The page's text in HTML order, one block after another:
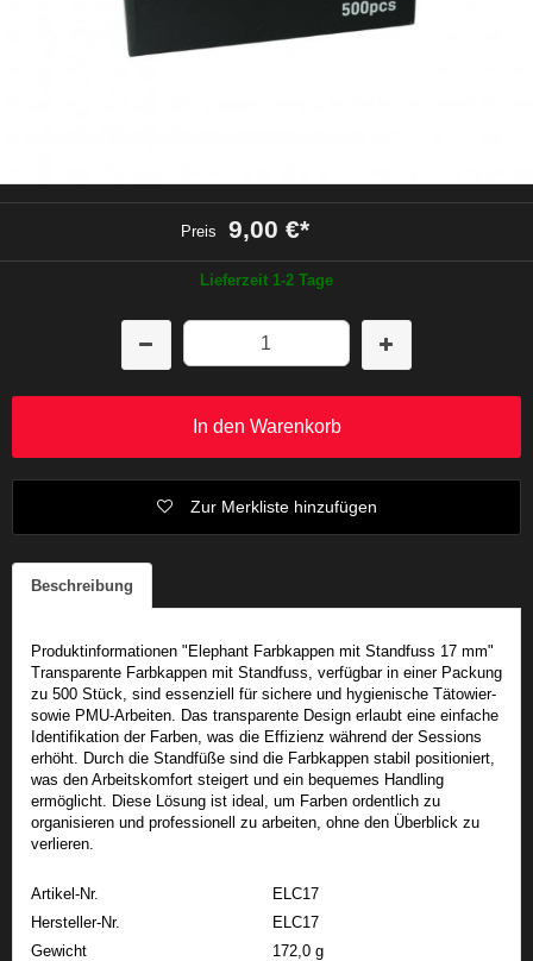
Preis 9,00 €*
Lieferzeit 1-2 Tage
In den Warenkorb
Zur Merkliste hinzufügen
Beschreibung
Produktinformationen "Elephant Farbkappen mit Standfuss 17 mm"
Transparente Farbkappen mit Standfuss, verfügbar in einer Packung
zu 500 Stück, sind essenziell für sichere und hygienische Tätowier-
sowie PMU-Arbeiten. Das transparente Design erlaubt eine einfache
Identifikation der Farben, was die Effizienz während der Sessions
erhöht. Durch die Standfüße sind die Farbkappen stabil positioniert,
was den Arbeitskomfort steigert und ein bequemes Handling
ermöglicht. Diese Lösung ist ideal, um Farben ordentlich zu
organisieren und professionell zu arbeiten, ohne den Überblick zu
verlieren.
Artikel-Nr.
ELC17
Hersteller-Nr.
ELC17
Gewicht
172,0 g